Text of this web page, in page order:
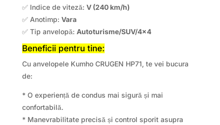
✅ Indice de viteză: V (240 km/h)
✅ Anotimp: Vara
✅ Tip anvelopă: Autoturisme/SUV/4×4
Beneficii pentru tine:
Cu anvelopele Kumho CRUGEN HP71, te vei bucura
de:
* O experiență de condus mai sigură și mai
confortabilă.
* Manevrabilitate precisă și control sporit asupra